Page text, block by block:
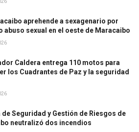
aprehende a sexagenario por
abuso sexual en el oeste de Maracaibo
Caldera entrega 110 motos para
los Cuadrantes de Paz y la seguridad
Seguridad y Gestión de Riesgos de
neutralizó dos incendios